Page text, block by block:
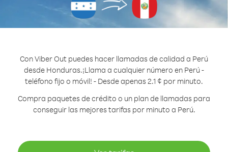
Con Viber Out puedes hacer llamadas de calidad a Perú
desde Honduras.¡Llama a cualquier número en Perú -
teléfono fijo o móvil! - Desde apenas 2.1 ¢ por minuto.
Compra paquetes de crédito o un plan de llamadas para
conseguir las mejores tarifas por minuto a Perú.